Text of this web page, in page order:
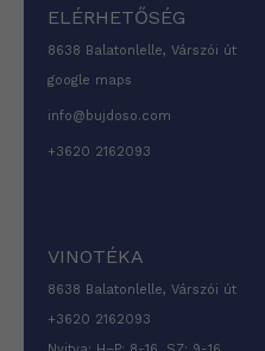
ELÉRHETŐSÉG
8638 Balatonlelle, Várszói út
google maps
info@bujdoso.com
+3620 2162093
VINOTÉKA
8638 Balatonlelle, Várszói út
+3620 2162093